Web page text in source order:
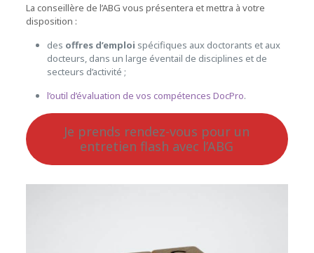
La conseillère de l’ABG vous présentera et mettra à votre
disposition :
des offres d’emploi spécifiques aux doctorants et aux
docteurs, dans un large éventail de disciplines et de
secteurs d’activité ;
l’outil d’évaluation de vos compétences DocPro.
Je prends rendez-vous pour un
entretien flash avec l’ABG